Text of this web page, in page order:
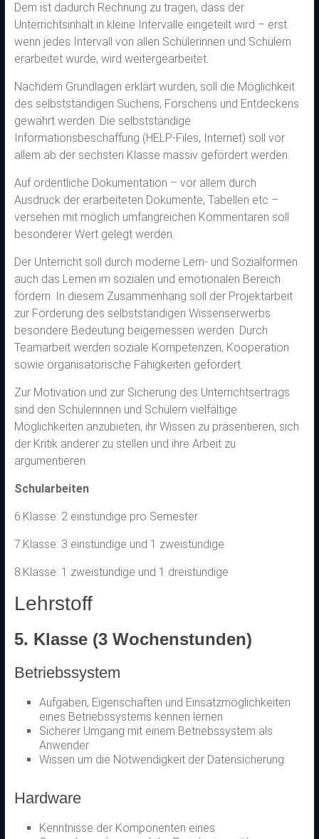
Dem ist dadurch Rechnung zu tragen, dass der
Unterrichtsinhalt in kleine Intervalle eingeteilt wird – erst
wenn jedes Intervall von allen Schülerinnen und Schülern
erarbeitet wurde, wird weitergearbeitet.
Nachdem Grundlagen erklärt wurden, soll die Möglichkeit
des selbstständigen Suchens, Forschens und Entdeckens
gewährt werden. Die selbstständige
Informationsbeschaffung (HELP-Files, Internet) soll vor
allem ab der sechsten Klasse massiv gefördert werden.
Auf ordentliche Dokumentation – vor allem durch
Ausdruck der erarbeiteten Dokumente, Tabellen etc –
versehen mit möglich umfangreichen Kommentaren soll
besonderer Wert gelegt werden.
Der Unterricht soll durch moderne Lern- und Sozialformen
auch das Lernen im sozialen und emotionalen Bereich
fördern. In diesem Zusammenhang soll der Projektarbeit
zur Förderung des selbstständigen Wissenserwerbs
besondere Bedeutung beigemessen werden. Durch
Teamarbeit werden soziale Kompetenzen, Kooperation
sowie organisatorische Fähigkeiten gefördert.
Zur Motivation und zur Sicherung des Unterrichtsertrags
sind den Schülerinnen und Schülern vielfältige
Möglichkeiten anzubieten, ihr Wissen zu präsentieren, sich
der Kritik anderer zu stellen und ihre Arbeit zu
argumentieren.
Schularbeiten
6.Klasse: 2 einstündige pro Semester
7.Klasse: 3 einstündige und 1 zweistündige
8.Klasse: 1 zweistündige und 1 dreistündige
Lehrstoff
5. Klasse (3 Wochenstunden)
Betriebssystem
Aufgaben, Eigenschaften und Einsatzmöglichkeiten
eines Betriebssystems kennen lernen
Sicherer Umgang mit einem Betriebssystem als
Anwender
Wissen um die Notwendigkeit der Datensicherung
Hardware
Kenntnisse der Komponenten eines